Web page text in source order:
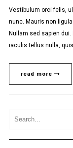
Vestibulum orci felis,
nunc. Mauris non
Nullam sed sapien
iaculis tellus nulla,
read more